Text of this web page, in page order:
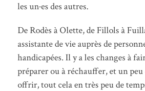
les un·es des autres.
De Rodès à Olette, de Fillols à
assistante de vie auprès de
handicapées. Il y a les changes à
préparer ou à réchauffer, et un peu
offrir, tout cela en très peu de